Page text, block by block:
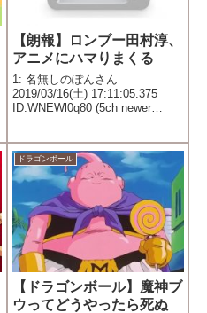
【朗報】ロンブー田村淳、
アニメにハマりまくる
1: 名無しのぽんさん
2019/03/16(土) 17:11:05.375
ID:WNEWl0q80 (5ch newer
ドラゴンボール
【ドラゴンボール】魔神ブ
ウってどうやったら死ぬ